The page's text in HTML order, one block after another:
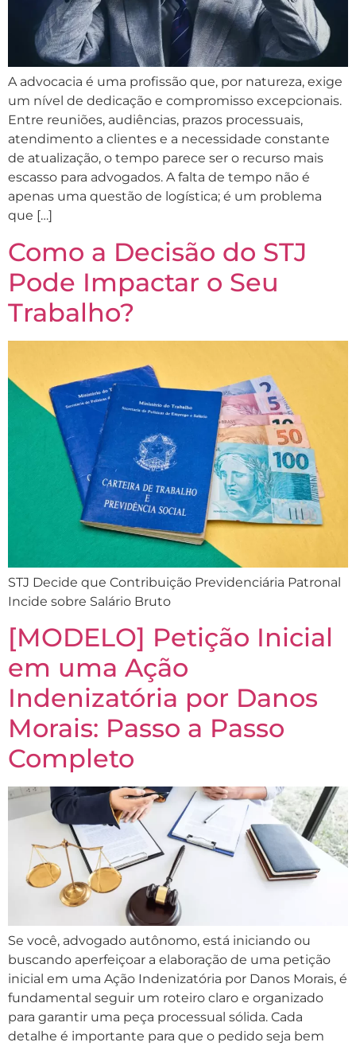
A advocacia é uma profissão que, por natureza, exige
um nível de dedicação e compromisso excepcionais.
Entre reuniões, audiências, prazos processuais,
atendimento a clientes e a necessidade constante
de atualização, o tempo parece ser o recurso mais
escasso para advogados. A falta de tempo não é
apenas uma questão de logística; é um problema
que […]
Como a Decisão do STJ
Pode Impactar o Seu
Trabalho?
STJ Decide que Contribuição Previdenciária Patronal
Incide sobre Salário Bruto
[MODELO] Petição Inicial
em uma Ação
Indenizatória por Danos
Morais: Passo a Passo
Completo
Se você, advogado autônomo, está iniciando ou
buscando aperfeiçoar a elaboração de uma petição
inicial em uma Ação Indenizatória por Danos Morais, é
fundamental seguir um roteiro claro e organizado
para garantir uma peça processual sólida. Cada
detalhe é importante para que o pedido seja bem